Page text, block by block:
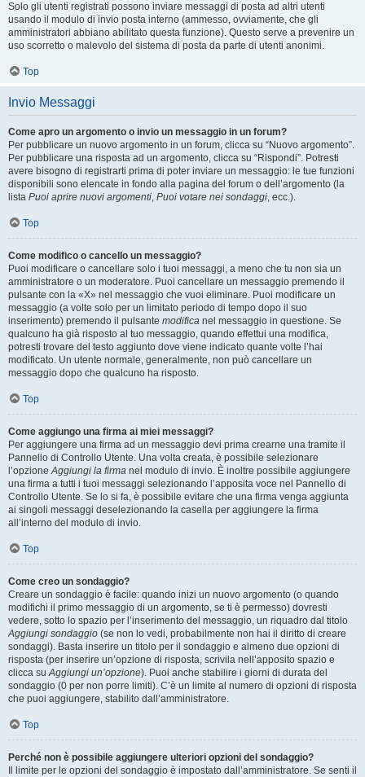
Solo gli utenti registrati possono inviare messaggi di posta ad altri utenti
usando il modulo di invio posta interno (ammesso, ovviamente, che gli
amministratori abbiano abilitato questa funzione). Questo serve a prevenire un
uso scorretto o malevolo del sistema di posta da parte di utenti anonimi.
Top
Invio Messaggi
Come apro un argomento o invio un messaggio in un forum?
Per pubblicare un nuovo argomento in un forum, clicca su “Nuovo argomento”.
Per pubblicare una risposta ad un argomento, clicca su “Rispondi”. Potresti
avere bisogno di registrarti prima di poter inviare un messaggio: le tue funzioni
disponibili sono elencate in fondo alla pagina del forum o dell’argomento (la
lista Puoi aprire nuovi argomenti, Puoi votare nei sondaggi, ecc.).
Top
Come modifico o cancello un messaggio?
Puoi modificare o cancellare solo i tuoi messaggi, a meno che tu non sia un
amministratore o un moderatore. Puoi cancellare un messaggio premendo il
pulsante con la «X» nel messaggio che vuoi eliminare. Puoi modificare un
messaggio (a volte solo per un limitato periodo di tempo dopo il suo
inserimento) premendo il pulsante modifica nel messaggio in questione. Se
qualcuno ha già risposto al tuo messaggio, quando effettui una modifica,
potresti trovare del testo aggiunto dove viene indicato quante volte l’hai
modificato. Un utente normale, generalmente, non può cancellare un
messaggio dopo che qualcuno ha risposto.
Top
Come aggiungo una firma ai miei messaggi?
Per aggiungere una firma ad un messaggio devi prima crearne una tramite il
Pannello di Controllo Utente. Una volta creata, è possibile selezionare
l’opzioneAggiungi la firma nel modulo di invio. È inoltre possibile aggiungere
una firma a tutti i tuoi messaggi selezionando l’apposita voce nel Pannello di
Controllo Utente. Se lo si fa, è possibile evitare che una firma venga aggiunta
ai singoli messaggi deselezionando la casella per aggiungere la firma
all’interno del modulo di invio.
Top
Come creo un sondaggio?
Creare un sondaggio è facile: quando inizi un nuovo argomento (o quando
modifichi il primo messaggio di un argomento, se ti è permesso) dovresti
vedere, sotto lo spazio per l’inserimento del messaggio, un riquadro dal titolo
Aggiungi sondaggio (se non lo vedi, probabilmente non hai il diritto di creare
sondaggi). Basta inserire un titolo per il sondaggio e almeno due opzioni di
risposta (per inserire un’opzione di risposta, scrivila nell’apposito spazio e
clicca suAggiungi un’opzione). Puoi anche stabilire i giorni di durata del
sondaggio (0 per non porre limiti). C’è un limite al numero di opzioni di risposta
che puoi aggiungere, stabilito dall’amministratore.
Top
Perché non è possibile aggiungere ulteriori opzioni del sondaggio?
Il limite per le opzioni del sondaggio è impostato dall’amministratore. Se senti il